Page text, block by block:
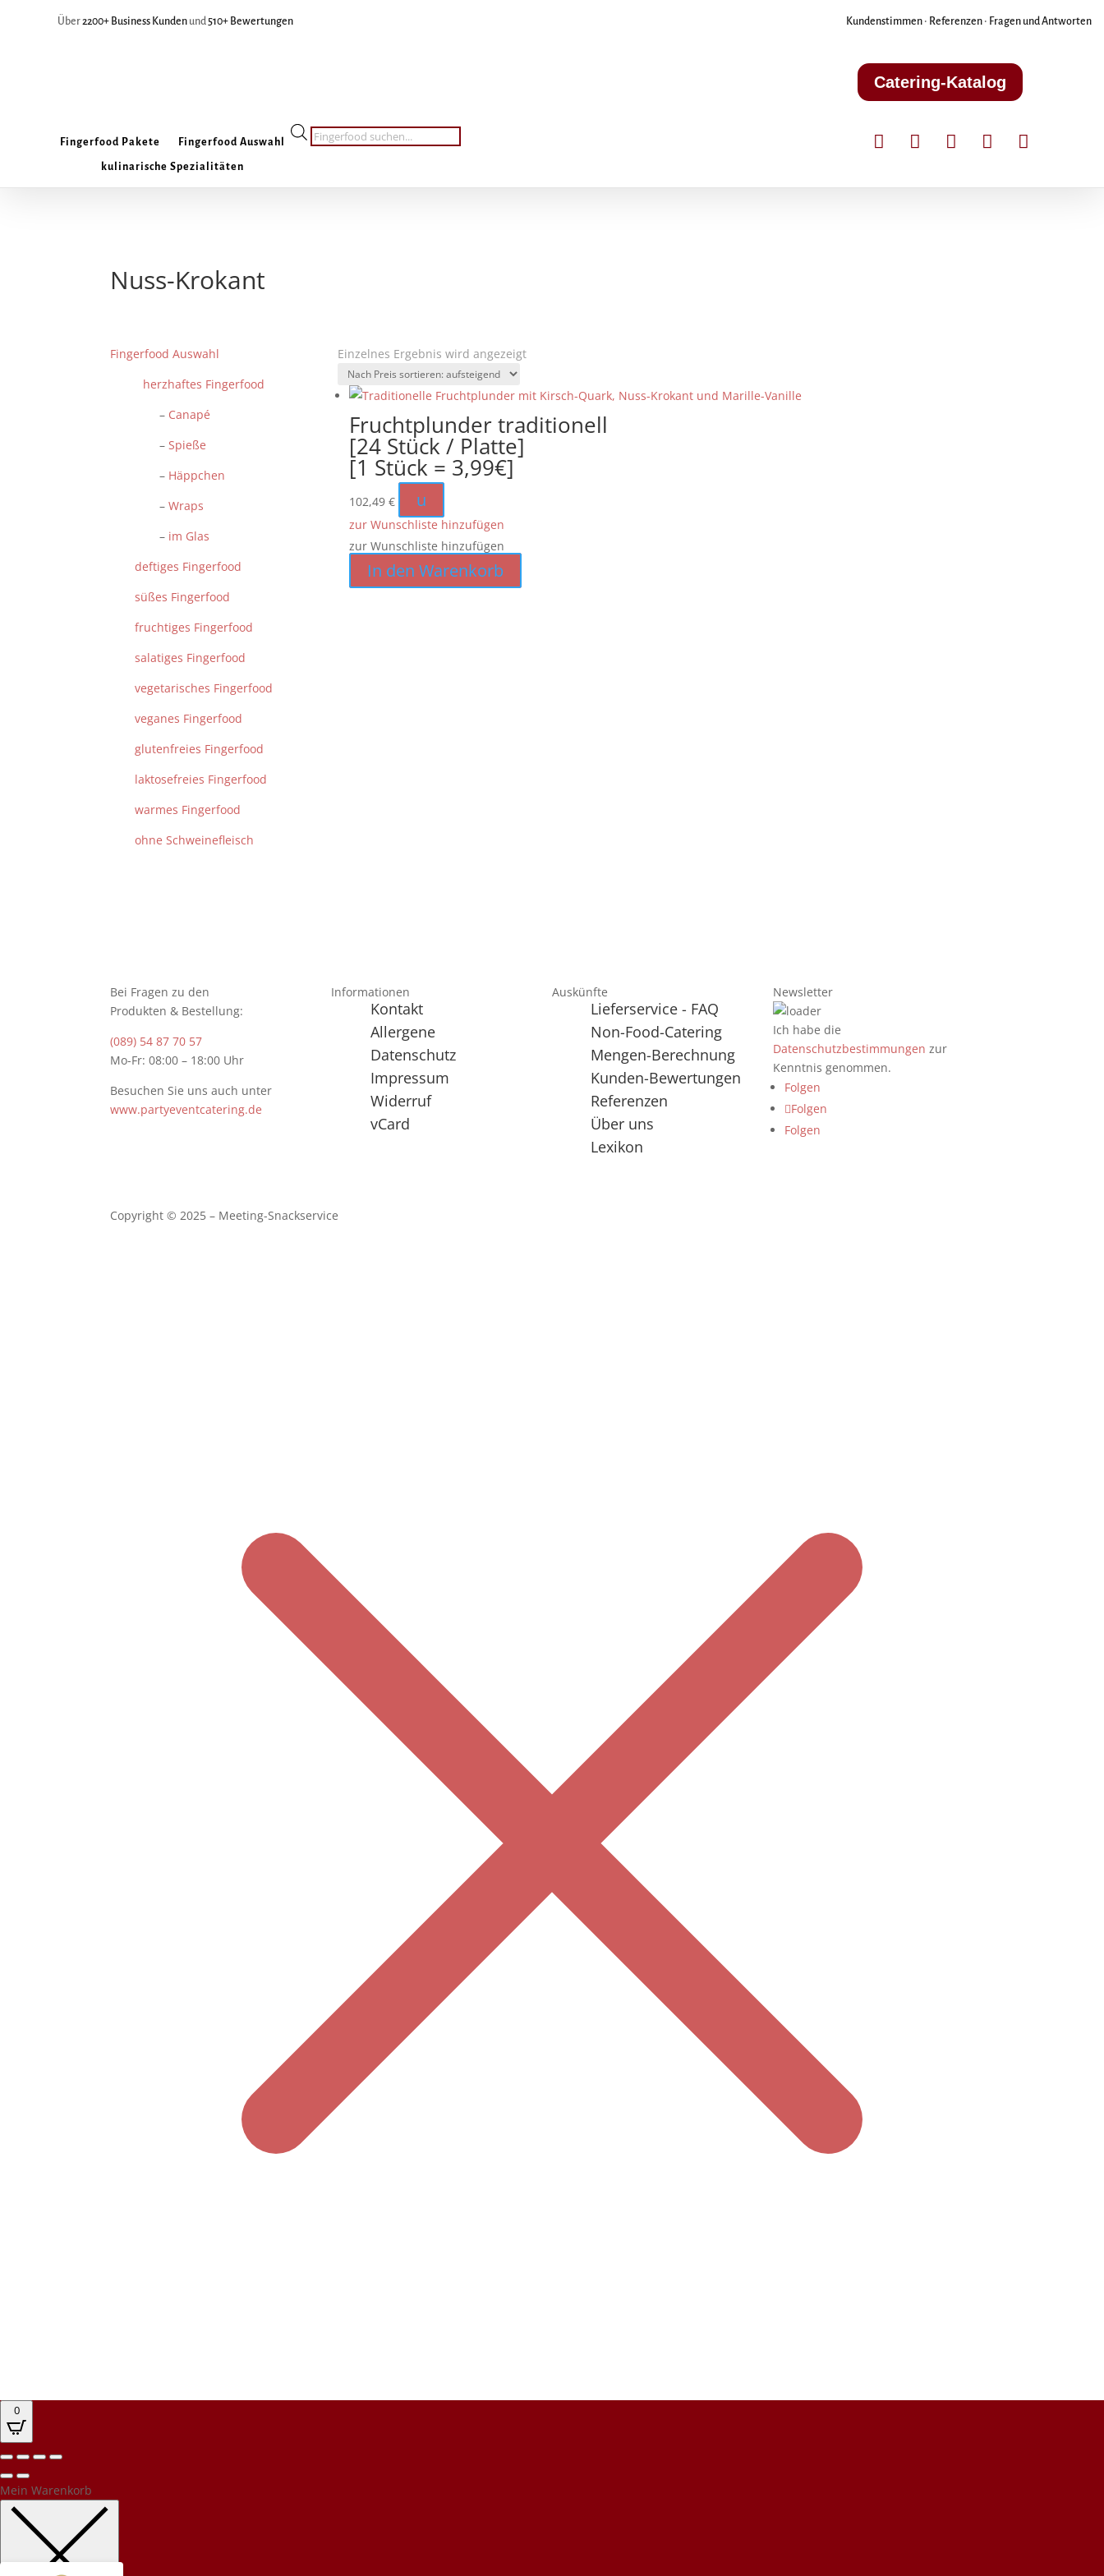
Über2200+ Business Kunden und510+ Bewertungen Kundenstimmen • Referenzen • Fragen und Antworten
Catering-Katalog
Fingerfood Pakete Fingerfood Auswahl
kulinarische Spezialitäten
Products
search
    
Nuss-Krokant
Fingerfood Auswahl
herzhaftes Fingerfood
– Canapé
–Spieße
– Häppchen
–Wraps
– im Glas
deftiges Fingerfood
süßes Fingerfood
fruchtiges Fingerfood
salatiges Fingerfood
vegetarisches Fingerfood
veganes Fingerfood
glutenfreies Fingerfood
laktosefreies Fingerfood
warmes Fingerfood
ohne Schweinefleisch
Einzelnes Ergebnis wird angezeigt
Fruchtplunder traditionell
[24 Stück / Platte]
[1 Stück = 3,99€]
102,49€ u
zur Wunschliste hinzufügen
zur Wunschliste hinzufügen
In den Warenkorb
Bei Fragen zu den
Produkten & Bestellung:
(089) 54 87 70 57
Mo-Fr: 08:00 – 18:00 Uhr
Besuchen Sie uns auch unter
www.partyeventcatering.de
Informationen
Kontakt
Allergene
Datenschutz
Impressum
Widerruf
vCard
Auskünfte
Lieferservice - FAQ
Non-Food-Catering
Mengen-Berechnung
Kunden-Bewertungen
Referenzen
Über uns
Lexikon
Newsletter
Ich habe die
Datenschutzbestimmungen zur
Kenntnis genommen.
Folgen
Folgen
Folgen
Copyright © 2025 – Meeting-Snackservice
0
Mein Warenkorb
SEHR GUT
4,94
32